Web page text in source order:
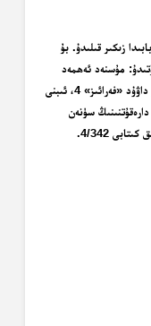
تىرمىزى «ئەبۋابۇلفەرائىز» نىڭ 3- بابىدا زىكىر قىلىدۇ. بۇ
مۇسنەد ئەھمەد
تەفسىرۇلقۇرئان دېگەن كىتابى 3/881، دارەقۇتنىنىڭ سۈنەن
ناملىق كىتابى 4/78-79، ھاكىمنىڭ مۇستەدرەك ناملىق كىتابى 4/342.